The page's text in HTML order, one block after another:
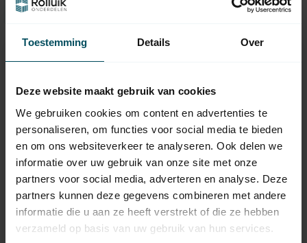
Toestemming Details Over
Deze website maakt gebruik van cookies
We gebruiken cookies om content en advertenties te
personaliseren, om functies voor social media te bieden
en om ons websiteverkeer te analyseren. Ook delen we
informatie over uw gebruik van onze site met onze
partners voor social media, adverteren en analyse. Deze
partners kunnen deze gegevens combineren met andere
informatie die u aan ze heeft verstrekt of die ze hebben
verzameld op basis van uw gebruik van hun services.
50 WT-N-Rohrmotor
mit
Handnotbetätigung
50 WT-Rohrmotor mit
mechanischer
Verstellung